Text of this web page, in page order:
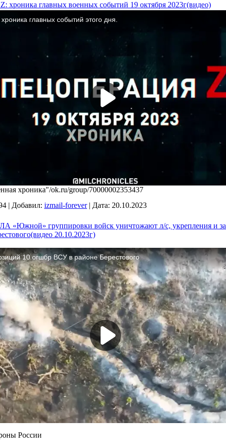
хроника главных военных событий 19 октября 2023г(видео)
хроника"/ok.ru/group/70000002353437
| Добавил: izmail-forever | Дата: 20.10.2023
«Южной» группировки войск уничтожают л/с, укрепления и
20.10.2023г)
России